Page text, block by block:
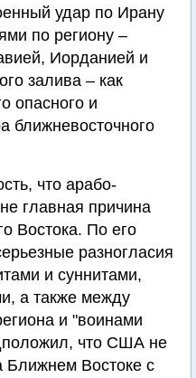
удар по Ирану
по региону –
Иорданией и
залива – как
опасного и
ближневосточного
что арабо-
главная причина
Востока. По его
разногласия
и суннитами,
а также между
и "воинами
что США не
Ближнем Востоке с